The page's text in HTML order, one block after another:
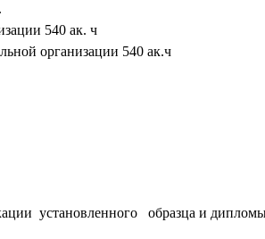
540 ак. ч
организации 540 ак.ч
установленного образца и дипломы